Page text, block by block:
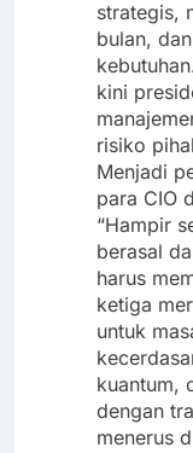
strategis,
bulan,
kini
risiko
Menjadi
para CIO
“Hampir
berasal
harus
ketiga
untuk
kuantum,
dengan
menerus